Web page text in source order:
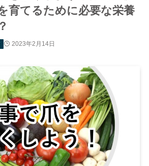
育てるために必要な栄養
2023年2月14日